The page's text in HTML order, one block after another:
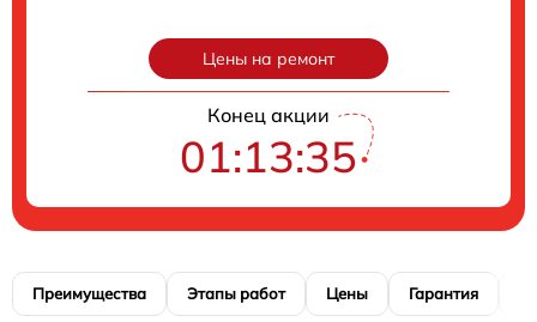
Цены на ремонт
Конец акции
01:13:34
Преимущества Этапы работ Цены Гарантия